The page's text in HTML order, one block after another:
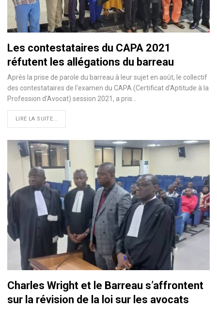
Les contestataires du CAPA 2021
réfutent les allégations du barreau
Après la prise de parole du barreau à leur sujet en août, le collectif
des contestataires de l'examen du CAPA (Certificat d'Aptitude à la
Profession d'Avocat) session 2021, a pris…
LIRE LA SUITE...
Charles Wright et le Barreau s’affrontent
sur la révision de la loi sur les avocats